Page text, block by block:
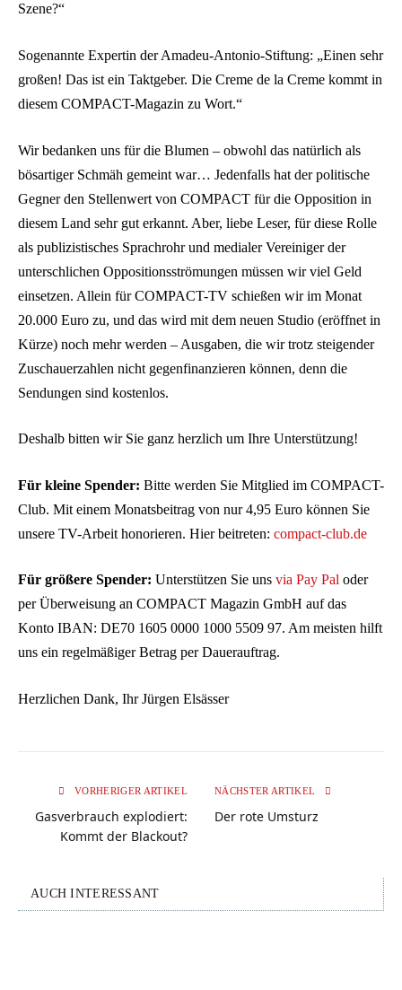
Szene?“
Sogenannte Expertin der Amadeu-Antonio-Stiftung: „Einen sehr
großen! Das ist ein Taktgeber. Die Creme de la Creme kommt in
diesem COMPACT-Magazin zu Wort.“
Wir bedanken uns für die Blumen – obwohl das natürlich als
bösartiger Schmäh gemeint war… Jedenfalls hat der politische
Gegner den Stellenwert von COMPACT für die Opposition in
diesem Land sehr gut erkannt. Aber, liebe Leser, für diese Rolle
als publizistisches Sprachrohr und medialer Vereiniger der
unterschlichen Oppositionsströmungen müssen wir viel Geld
einsetzen. Allein für COMPACT-TV schießen wir im Monat
20.000 Euro zu, und das wird mit dem neuen Studio (eröffnet in
Kürze) noch mehr werden – Ausgaben, die wir trotz steigender
Zuschauerzahlen nicht gegenfinanzieren können, denn die
Sendungen sind kostenlos.
Deshalb bitten wir Sie ganz herzlich um Ihre Unterstützung!
Für kleine Spender: Bitte werden Sie Mitglied im COMPACT-
Club. Mit einem Monatsbeitrag von nur 4,95 Euro können Sie
unsere TV-Arbeit honorieren. Hier beitreten: compact-club.de
Für größere Spender: Unterstützen Sie uns via Pay Pal oder
per Überweisung an COMPACT Magazin GmbH auf das
Konto IBAN: DE70 1605 0000 1000 5509 97. Am meisten hilft
uns ein regelmäßiger Betrag per Dauerauftrag.
Herzlichen Dank, Ihr Jürgen Elsässer
VORHERIGER ARTIKEL
Gasverbrauch explodiert:
Kommt der Blackout?
NÄCHSTER ARTIKEL
Der rote Umsturz
AUCH INTERESSANT